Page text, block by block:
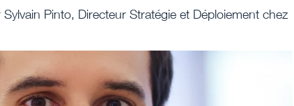
Pinto, Directeur Stratégie et Déploiement chez